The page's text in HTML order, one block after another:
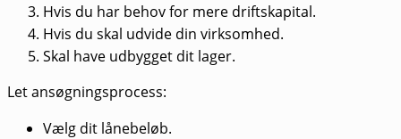
Hvis du har behov for mere driftskapital.
Hvis du skal udvide din virksomhed.
Skal have udbygget dit lager.
Let ansøgningsprocess:
Vælg dit lånebeløb.